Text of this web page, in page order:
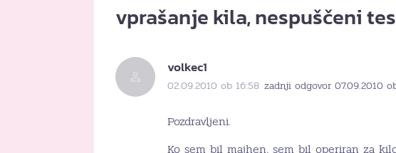
vprašanje kila, nespuščeni
volkec1
02.09.2010 ob 16:58 zadnji odgovor 07.09.2010
Pozdravljeni.
Ko sem bil majhen, sem bil operiran za